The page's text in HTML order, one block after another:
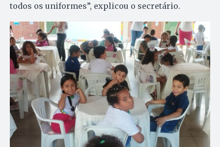
todos os uniformes”, explicou o secretário.